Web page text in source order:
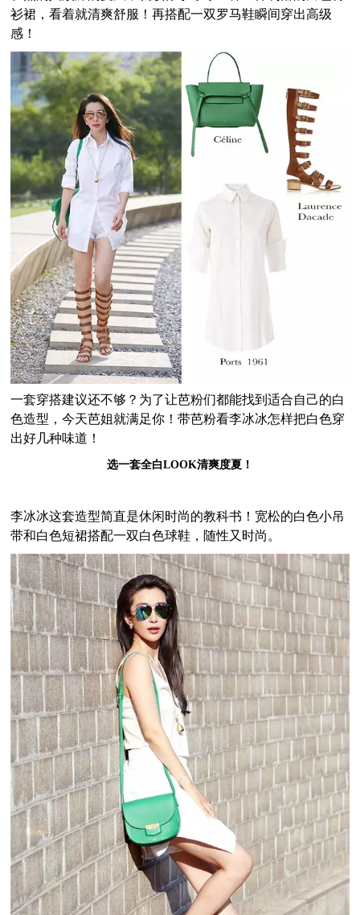
衫裙，看着就清爽舒服！再搭配一双罗马鞋瞬间穿出高级
感！
一套穿搭建议还不够？为了让芭粉们都能找到适合自己的白
色造型，今天芭姐就满足你！带芭粉看李冰冰怎样把白色穿
出好几种味道！
选一套全白LOOK清爽度夏！
李冰冰这套造型简直是休闲时尚的教科书！宽松的白色小吊
带和白色短裙搭配一双白色球鞋，随性又时尚。